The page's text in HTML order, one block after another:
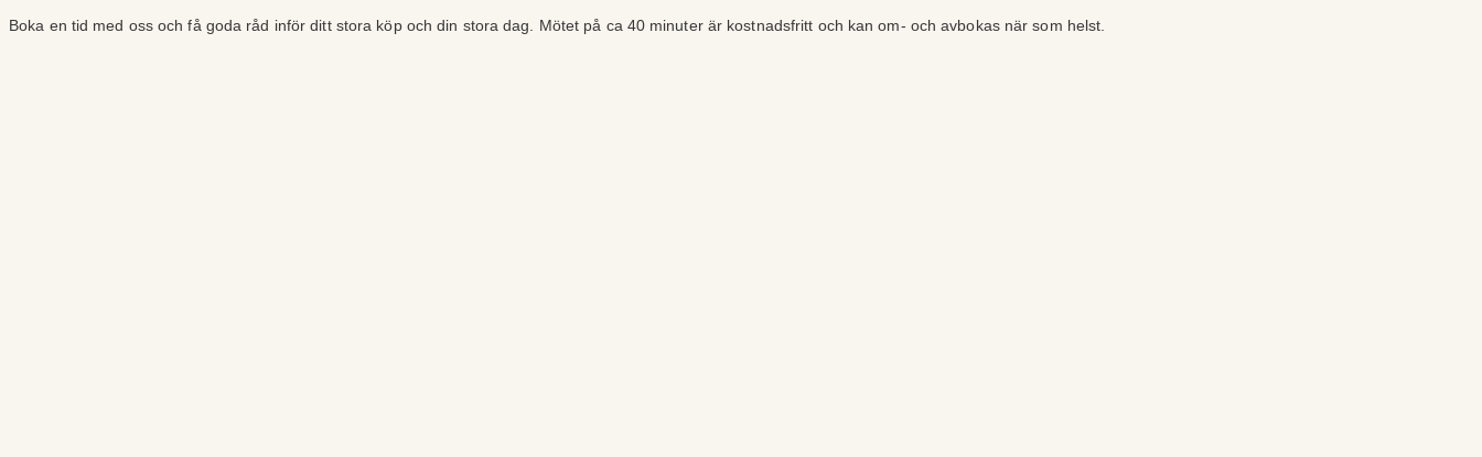
Boka en tid med oss och få goda råd inför ditt stora köp och din stora dag. Mötet på ca 40 minuter är kostnadsfritt och kan om- och avbokas när som helst.